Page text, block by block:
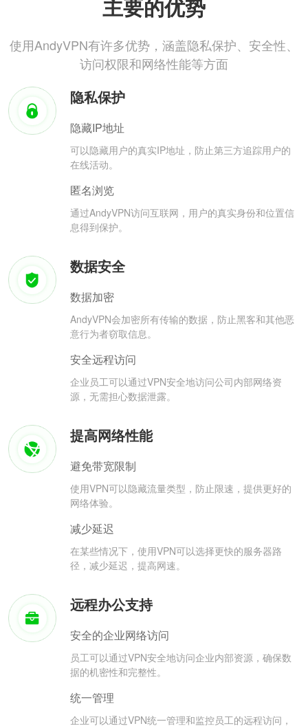
主要的优势
使用AndyVPN有许多优势，涵盖隐私保护、安全性、
访问权限和网络性能等方面
隐私保护
隐藏IP地址
可以隐藏用户的真实IP地址，防止第三方追踪用户的
在线活动。
匿名浏览
通过AndyVPN访问互联网，用户的真实身份和位置信
息得到保护。
数据安全
数据加密
AndyVPN会加密所有传输的数据，防止黑客和其他恶
意行为者窃取信息。
安全远程访问
企业员工可以通过VPN安全地访问公司内部网络资
源，无需担心数据泄露。
提高网络性能
避免带宽限制
使用VPN可以隐藏流量类型，防止限速，提供更好的
网络体验。
减少延迟
在某些情况下，使用VPN可以选择更快的服务器路
径，减少延迟，提高网速。
远程办公支持
安全的企业网络访问
员工可以通过VPN安全地访问企业内部资源，确保数
据的机密性和完整性。
统一管理
企业可以通过VPN统一管理和监控员工的远程访问，